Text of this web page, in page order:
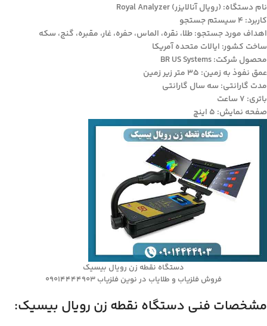
نام دستگاه: (رویال آنالایزر) Royal Analyzer
کاربرد: 4 سیستم جستجو
اهداف مورد جستجو: طلا، نقره، الماس، حفره‌، غار، مقبره، گنج، سکه
ساخت کشور: ایالات متحده آمریکا
محصول شرکت: BR US Systems
عمق نفوذ به زمین: 35 متر زیر زمین
مدت گارانتی: سه سال گارانتی
باتری: 7 ساعت
صفحه نمایش: 5 اینچ
دستگاه نقطه زن رویال بیسیک
فروش فلزیاب و طلایاب در نوین فلزیاب 09014444903
مشخصات فنی دستگاه نقطه زن رویال بیسیک: